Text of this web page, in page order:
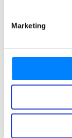
Marketing